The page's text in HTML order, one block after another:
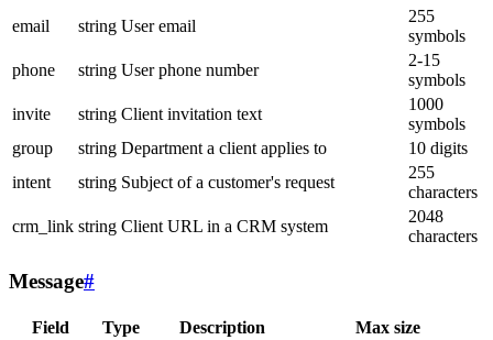
email
string User email
255
symbols
phone
string User phone number
2-15
symbols
invite
string Client invitation text
1000
symbols
group
string Department a client applies to
10 digits
intent
string Subject of a customer's request
255
characters
crm_link string Client URL in a CRM system
2048
characters
Message#
Field Type Description Max size